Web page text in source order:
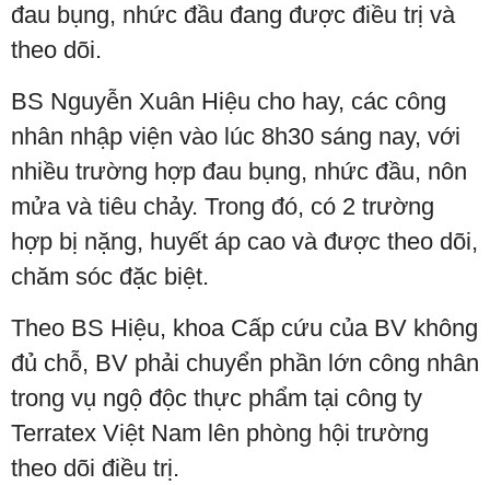
đau bụng, nhức đầu đang được điều trị và
theo dõi.
BS Nguyễn Xuân Hiệu cho hay, các công
nhân nhập viện vào lúc 8h30 sáng nay, với
nhiều trường hợp đau bụng, nhức đầu, nôn
mửa và tiêu chảy. Trong đó, có 2 trường
hợp bị nặng, huyết áp cao và được theo dõi,
chăm sóc đặc biệt.
Theo BS Hiệu, khoa Cấp cứu của BV không
đủ chỗ, BV phải chuyển phần lớn công nhân
trong vụ ngộ độc thực phẩm tại công ty
Terratex Việt Nam lên phòng hội trường
theo dõi điều trị.